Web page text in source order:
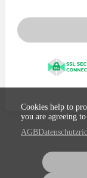
Cookies help to
you are agreeing
AGB